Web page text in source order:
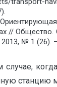
// Общество.
№ 1 (26).
станцию